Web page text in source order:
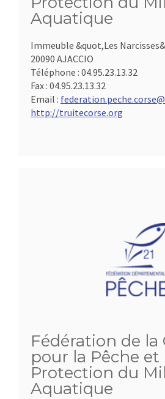
Aquatique
Immeuble &quot,Les
20090 AJACCIO
Téléphone : 04.95.23.13.32
Fax : 04.95.23.13.32
Email :
http://truitecorse.org
Fédération de la
pour la Pêche et
Protection du
Aquatique